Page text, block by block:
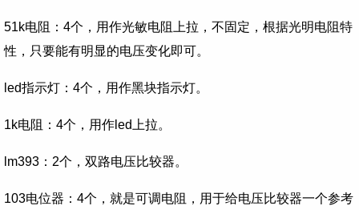
51k电阻：4个， 用作光敏电阻上拉，不固定，根据光明电阻特
性，只要能有明显的电压变化即可。
led指示灯：4个， 用作黑块指示灯。
1k电阻：4个， 用作led上拉。
lm393：2个， 双路电压比较器。
103电位器：4个， 就是可调电阻，用于给电压比较器一个参考